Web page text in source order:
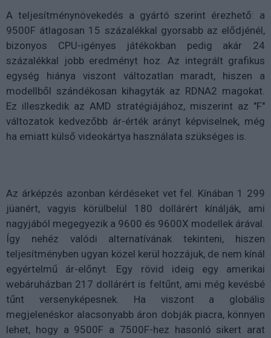
A teljesítménynövekedés a gyártó szerint érezhető: a
9500F átlagosan 15 százalékkal gyorsabb az elődjénél,
bizonyos CPU-igényes játékokban pedig akár 24
százalékkal jobb eredményt hoz. Az integrált grafikus
egység hiánya viszont változatlan maradt, hiszen a
modellből szándékosan kihagyták az RDNA2 magokat.
Ez illeszkedik az AMD stratégiájához, miszerint az "F"
változatok kedvezőbb ár-érték arányt képviselnek, még
ha emiatt külső videokártya használata szükséges is.
Az árképzés azonban kérdéseket vet fel. Kínában 1 299
jüanért, vagyis körülbelül 180 dollárért kínálják, ami
nagyjából megegyezik a 9600 és 9600X modellek árával.
Így nehéz valódi alternatívának tekinteni, hiszen
teljesítményben ugyan közel kerül hozzájuk, de nem kínál
egyértelmű ár-előnyt. Egy rövid ideig egy amerikai
webáruházban 217 dollárért is feltűnt, ami még kevésbé
tűnt versenyképesnek. Ha viszont a globális
megjelenéskor alacsonyabb áron dobják piacra, könnyen
lehet, hogy a 9500F a 7500F-hez hasonló sikert arat